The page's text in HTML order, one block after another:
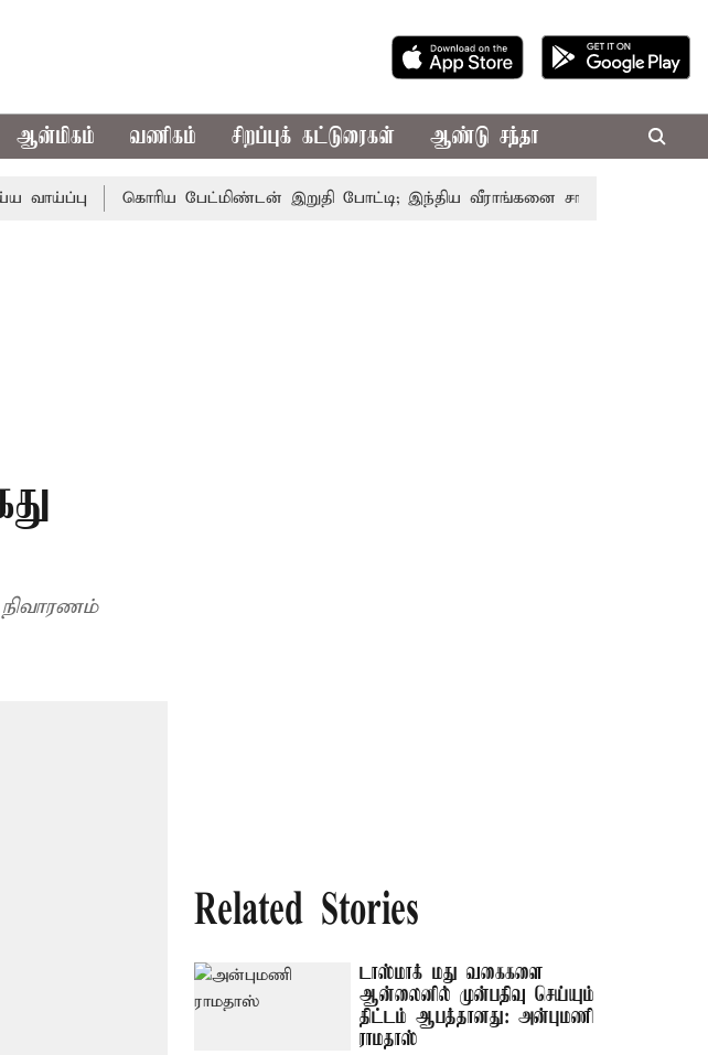
ஆன்மிகம் வணிகம் சிறப்புக் கட்டுரைகள் ஆண்டு சந்தா
கொரிய பேட்மிண்டன் இறுதி போட்டி; இந்திய வீராங்கனை சாம்பியன் பட்டம்
Related Stories
டாஸ்மாக் மது வகைகளை
ஆன்லைனில் முன்பதிவு செய்யும்
திட்டம் ஆபத்தானது: அன்புமணி
ராமதாஸ்